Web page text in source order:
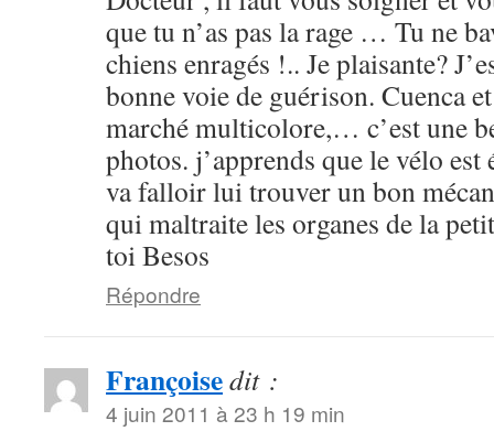
que tu n’as pas la rage … Tu ne
chiens enragés !.. Je plaisante?
bonne voie de guérison. Cuenca
marché multicolore,… c’est une
photos. j’apprends que le vélo
va falloir lui trouver un bon
qui maltraite les organes de la
toi Besos
Répondre
Françoisedit :
4 juin 2011 à 23 h 19 min